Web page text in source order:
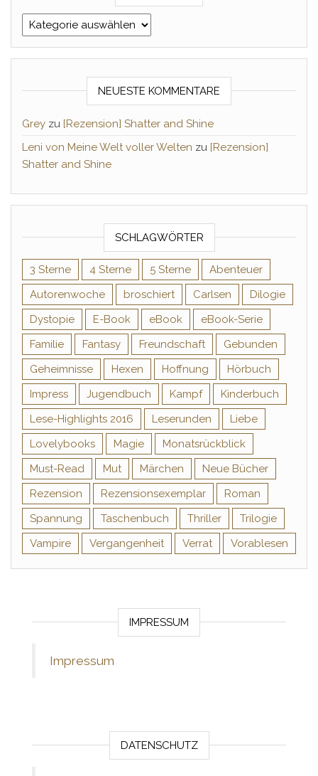
Kategorien
NEUESTE KOMMENTARE
Grey zu [Rezension] Shatter and Shine
Leni von Meine Welt voller Welten zu [Rezension]
Shatter and Shine
SCHLAGWÖRTER
3 Sterne 4 Sterne 5 Sterne
Abenteuer
Autorenwoche
broschiert Carlsen
Dilogie
Dystopie
E-Book eBook
eBook-Serie
Familie
Fantasy Freundschaft
Gebunden
Geheimnisse
Hexen Hoffnung
Hörbuch
Impress
Jugendbuch Kampf
Kinderbuch
Lese-Highlights 2016
Leserunden
Liebe
Lovelybooks
Magie
Monatsrückblick
Must-Read
Mut Märchen
Neue Bücher
Rezension
Rezensionsexemplar
Roman
Spannung
Taschenbuch Thriller
Trilogie
Vampire
Vergangenheit Verrat Vorablesen
IMPRESSUM
Impressum
DATENSCHUTZ